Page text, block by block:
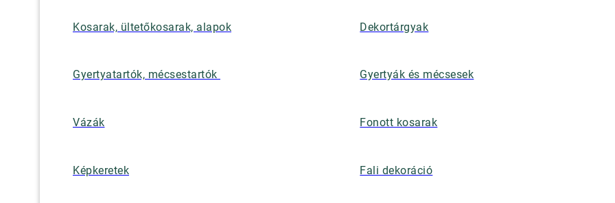
Kosarak, ültetőkosarak, alapok Dekortárgyak
Gyertyatartók, mécsestartók Gyertyák és mécsesek
Vázák Fonott kosarak
Képkeretek Fali dekoráció